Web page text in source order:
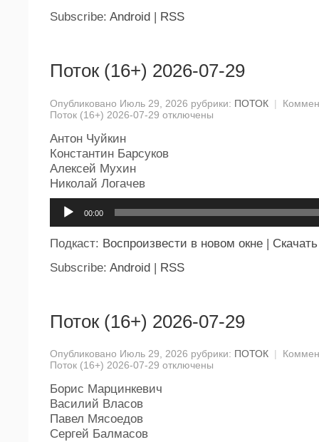
Subscribe: Android | RSS
Поток (16+) 2026-07-29
Опубликовано Июль 29, 2026 рубрики: ПОТОК |
Поток (16+) 2026-07-29 отключены
Антон Чуйкин
Константин Барсуков
Алексей Мухин
Николай Логачев
00:00
Подкаст: Воспроизвести в новом окне | Скачать
Subscribe: Android | RSS
Поток (16+) 2026-07-29
Опубликовано Июль 29, 2026 рубрики: ПОТОК |
Поток (16+) 2026-07-29 отключены
Борис Марцинкевич
Василий Власов
Павел Мясоедов
Сергей Балмасов